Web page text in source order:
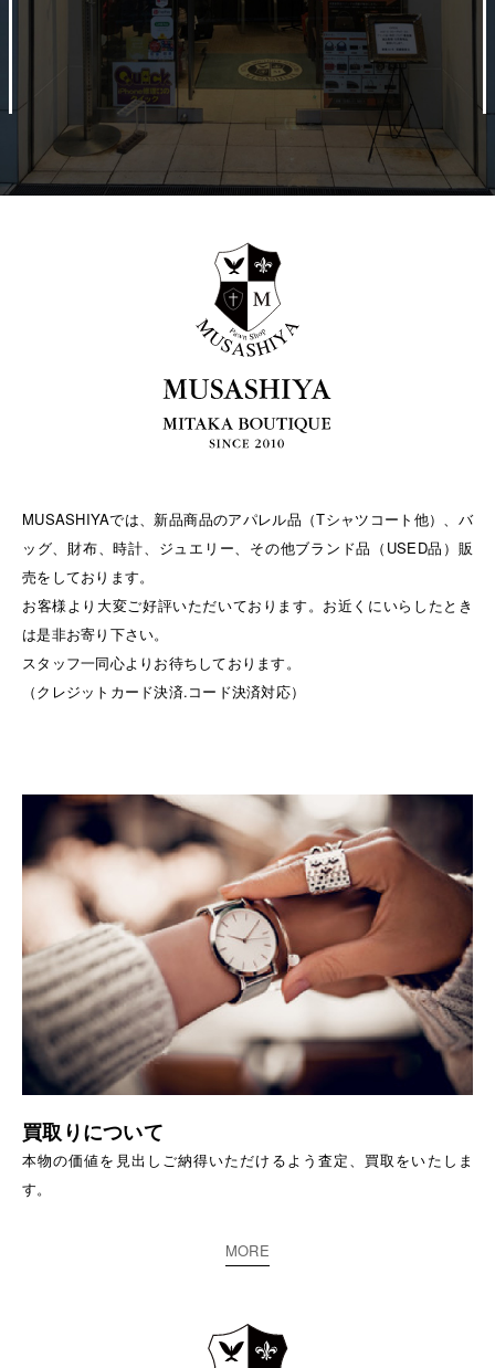
MUSASHIYAでは、新品商品のアパレル品（Tシャツコート他）、バ
ッグ、財布、時計、ジュエリー、その他ブランド品（USED品）販
売をしております。
お客様より大変ご好評いただいております。お近くにいらしたとき
は是非お寄り下さい。
スタッフ一同心よりお待ちしております。
（クレジットカード決済.コード決済対応）
買取りについて
本物の価値を見出しご納得いただけるよう査定、買取をいたしま
す。
MORE